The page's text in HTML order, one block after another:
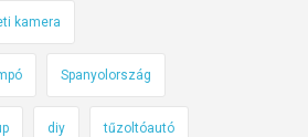
kamera
Spanyolország
diy tűzoltóautó